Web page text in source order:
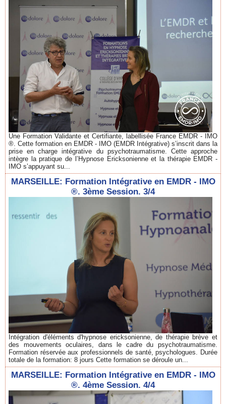
Une Formation Validante et Certifiante, labellisée France EMDR - IMO
®. Cette formation en EMDR - IMO (EMDR Intégrative) s’inscrit dans la
prise en charge intégrative du psychotraumatisme. Cette approche
intègre la pratique de l’Hypnose Ericksonienne et la thérapie EMDR -
IMO s’appuyant su...
MARSEILLE: Formation Intégrative en EMDR - IMO
®. 3ème Session. 3/4
Intégration d'éléments d'hypnose ericksonienne, de thérapie brève et
des mouvements oculaires, dans le cadre du psychotraumatisme.
Formation réservée aux professionnels de santé, psychologues. Durée
totale de la formation: 8 jours Cette formation se déroule un...
MARSEILLE: Formation Intégrative en EMDR - IMO
®. 4ème Session. 4/4